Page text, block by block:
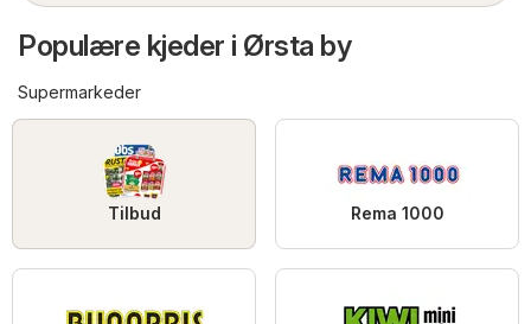
Populære kjeder i Ørsta by
Supermarkeder
Tilbud Rema 1000